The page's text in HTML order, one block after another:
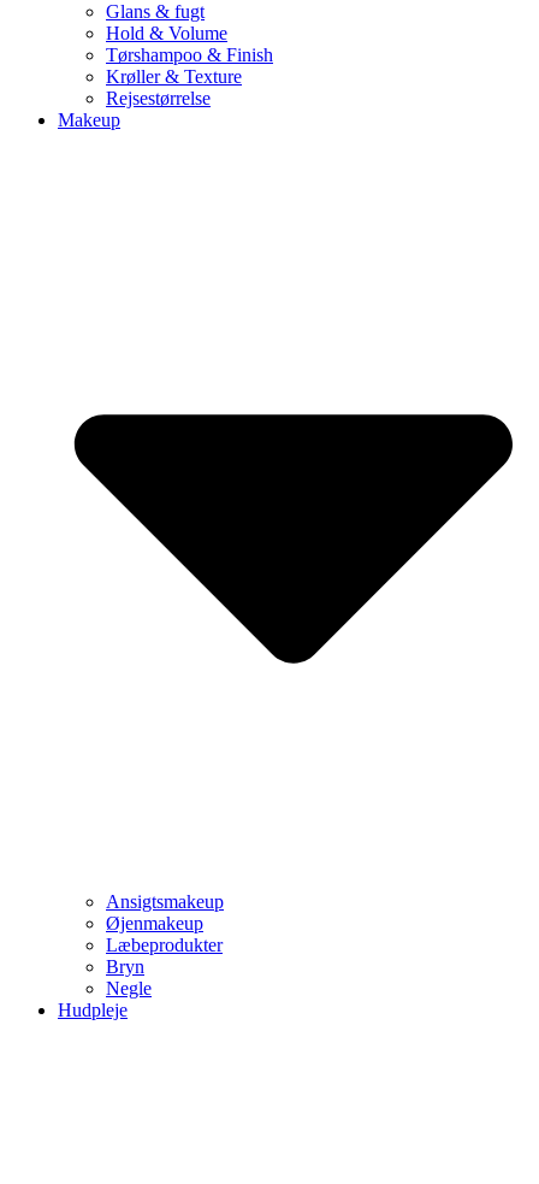
Glans & fugt
Hold & Volume
Tørshampoo & Finish
Krøller & Texture
Rejsestørrelse
Makeup
Ansigtsmakeup
Øjenmakeup
Læbeprodukter
Bryn
Negle
Hudpleje